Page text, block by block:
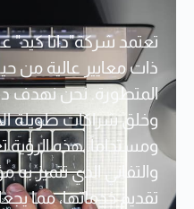
تعتمد شركة"داتا كيد"
ذات معايير عالية من
المتطورة. نحن نهدف
وخلق شراكات طويلة
ومستداماً. هذه الرؤية
والتفاني الذي تتميز
تقديم خدماتها، مما